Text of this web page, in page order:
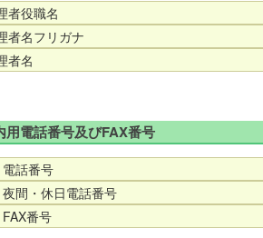
者役職名
者名フリガナ
者名
用電話番号及びFAX番号
話番号
間・休日電話番号
番号